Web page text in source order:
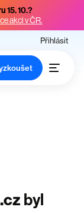
15. 10.?
akci v ČR.
Přihlásit
byl